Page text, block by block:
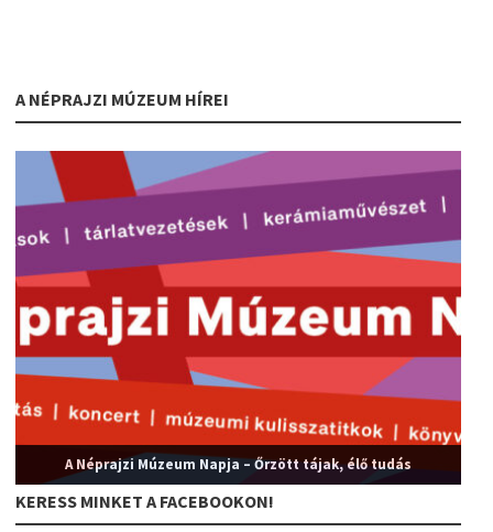
A NÉPRAJZI MÚZEUM HÍREI
A Néprajzi Múzeum Napja – Őrzött tájak, élő tudás
KERESS MINKET A FACEBOOKON!